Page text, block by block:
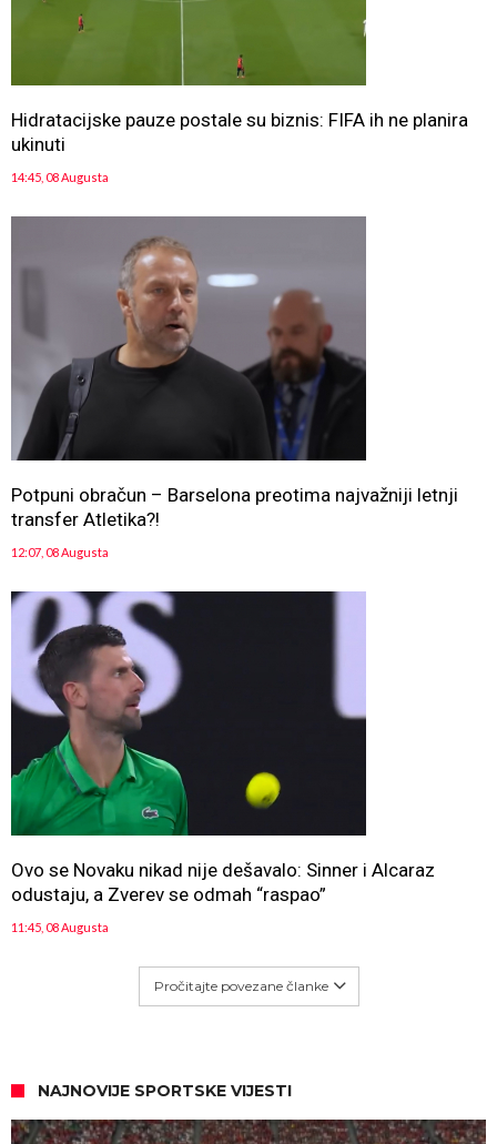
Hidratacijske pauze postale su biznis: FIFA ih ne planira
ukinuti
14:45, 08 Augusta
Potpuni obračun – Barselona preotima najvažniji letnji
transfer Atletika?!
12:07, 08 Augusta
Ovo se Novaku nikad nije dešavalo: Sinner i Alcaraz
odustaju, a Zverev se odmah “raspao”
11:45, 08 Augusta
Pročitajte povezane članke
NAJNOVIJE SPORTSKE VIJESTI